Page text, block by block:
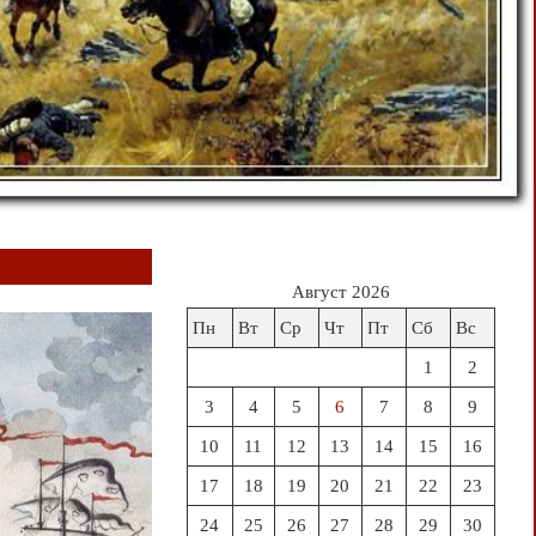
Август 2026
Пн
Вт Ср Чт Пт Сб Вс
1 2
3 4 5 6 7 8 9
10 11 12 13 14 15 16
17 18 19 20 21 22 23
24 25 26 27 28 29 30